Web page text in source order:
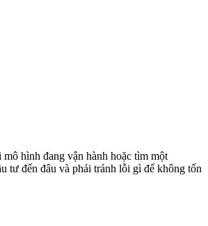
hình đang vận hành hoặc tìm một
tư đến đâu và phải tránh lỗi gì để không tốn